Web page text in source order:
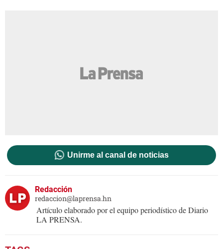
Unirme al canal de noticias
Redacción
redaccion@laprensa.hn
Artículo elaborado por el equipo periodístico de Diario
LA PRENSA.